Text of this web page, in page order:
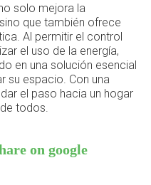
solo mejora la
que también ofrece
Al permitir el control
el uso de la energía,
en una solución esencial
su espacio. Con una
el paso hacia un hogar
todos.